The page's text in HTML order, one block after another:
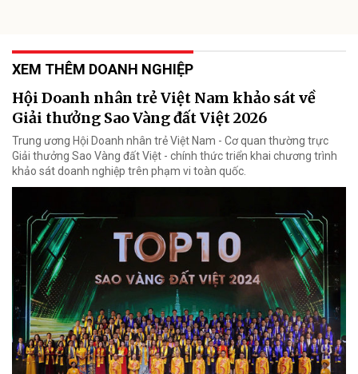
XEM THÊM DOANH NGHIỆP
Hội Doanh nhân trẻ Việt Nam khảo sát về
Giải thưởng Sao Vàng đất Việt 2026
Trung ương Hội Doanh nhân trẻ Việt Nam - Cơ quan thường trực
Giải thưởng Sao Vàng đất Việt - chính thức triển khai chương trình
khảo sát doanh nghiệp trên phạm vi toàn quốc.